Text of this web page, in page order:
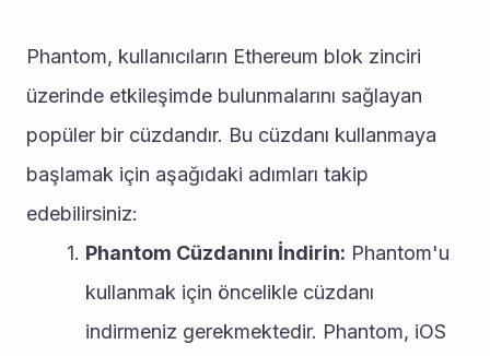
Phantom, kullanıcıların Ethereum blok zinciri
üzerinde etkileşimde bulunmalarını sağlayan
popüler bir cüzdandır. Bu cüzdanı kullanmaya
başlamak için aşağıdaki adımları takip
edebilirsiniz:
Phantom Cüzdanını İndirin: Phantom'u
kullanmak için öncelikle cüzdanı
indirmeniz gerekmektedir. Phantom, iOS